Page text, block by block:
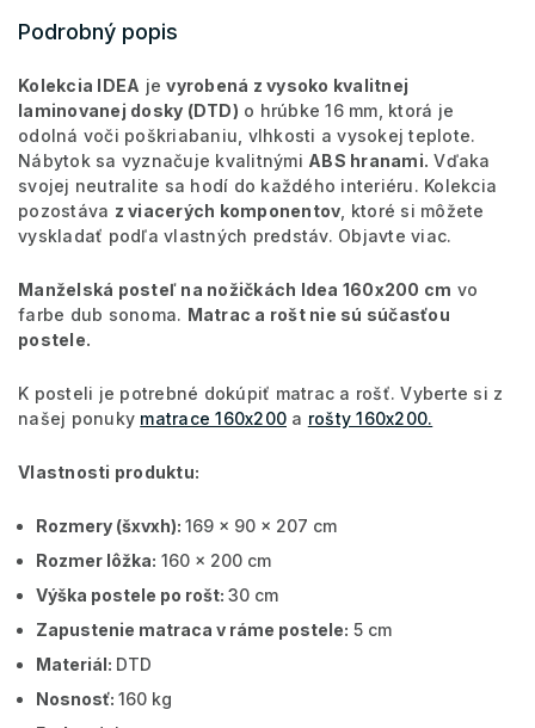
Podrobný popis
Kolekcia IDEA jevyrobená z vysoko kvalitnej
laminovanej dosky (DTD) o hrúbke 16 mm, ktorá je
odolná voči poškriabaniu, vlhkosti a vysokej teplote.
Nábytok sa vyznačuje kvalitnými ABS hranami. Vďaka
svojej neutralite sa hodí do každého interiéru. Kolekcia
pozostáva z viacerých komponentov , ktoré si môžete
vyskladať podľa vlastných predstáv. Objavte viac.
Manželská posteľ na nožičkách Idea 160x200 cm vo
farbe dub sonoma. Matrac a rošt nie sú súčasťou
postele.
K posteli je potrebné dokúpiť matrac a rošť. Vyberte si z
našej ponuky matrace 160x200 a rošty 160x200.
Vlastnosti produktu:
Rozmery (šxvxh): 169 x 90 x 207 cm
Rozmer lôžka: 160 x 200 cm
Výška postele po rošt: 30 cm
Zapustenie matraca v ráme postele: 5 cm
Materiál: DTD
Nosnosť: 160 kg